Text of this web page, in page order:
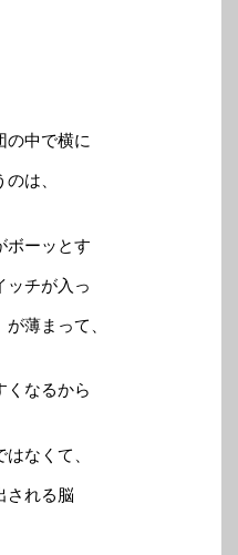
の中で横に
は、
ボーッとす
ッチが入っ
薄まって、
くなるから
なくて、
される脳